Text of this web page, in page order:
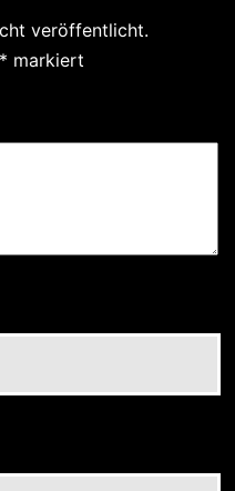
veröffentlicht.
* markiert